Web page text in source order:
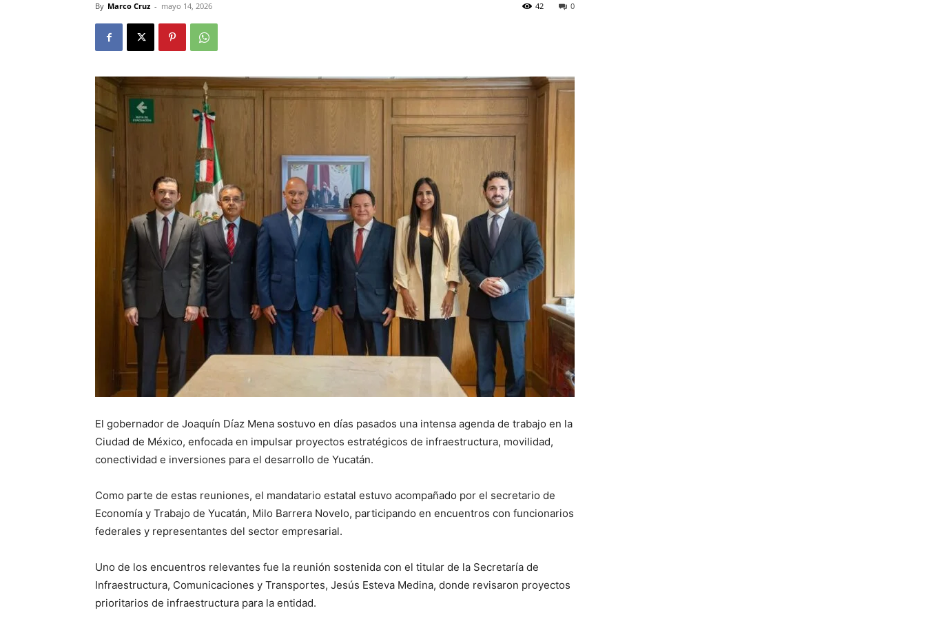
By Marco Cruz - mayo 14, 2026 0
42
El gobernador de Joaquín Díaz Mena sostuvo en días pasados una intensa agenda de trabajo en la
Ciudad de México, enfocada en impulsar proyectos estratégicos de infraestructura, movilidad,
conectividad e inversiones para el desarrollo de Yucatán.
Como parte de estas reuniones, el mandatario estatal estuvo acompañado por el secretario de
Economía y Trabajo de Yucatán, Milo Barrera Novelo, participando en encuentros con funcionarios
federales y representantes del sector empresarial.
Uno de los encuentros relevantes fue la reunión sostenida con el titular de la Secretaría de
Infraestructura, Comunicaciones y Transportes, Jesús Esteva Medina, donde revisaron proyectos
prioritarios de infraestructura para la entidad.